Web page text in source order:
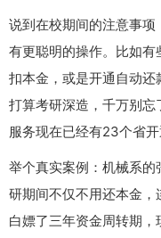
说到在校期间的注意事
有更聪明的操作。比如
扣本金，或是开通自动
打算考研深造，千万别忘
服务现在已经有23个省开
举个真实案例：机械系
研期间不仅不用还本金
白嫖了三年资金周转期